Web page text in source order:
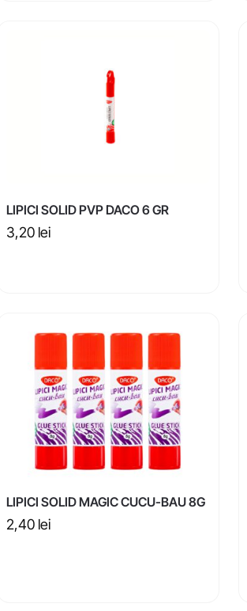
LIPICI SOLID PVP DACO 6 GR
3,20 lei
LIPICI SOLID MAGIC CUCU-BAU 8G
2,40 lei